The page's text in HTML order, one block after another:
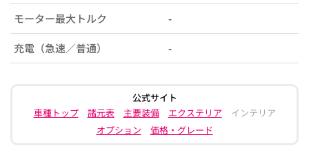
モーター最大トルク -
充電（急速／普通） -
公式サイト
車種トップ
諸元表 主要装備 エクステリア
インテリア
オプション
価格・グレード